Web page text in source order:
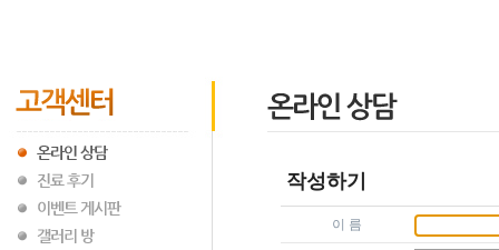
작성하기
이 름